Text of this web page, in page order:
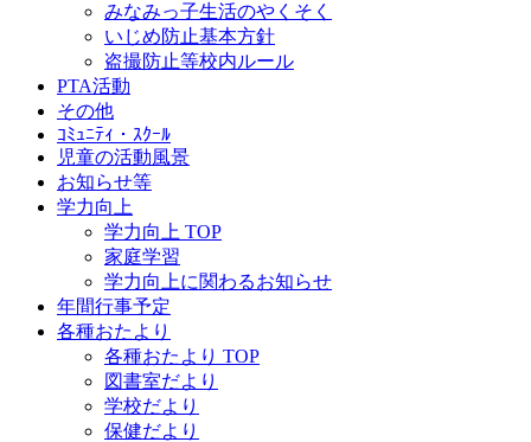
みなみっ子生活のやくそく
いじめ防止基本方針
盗撮防止等校内ルール
PTA活動
その他
ｺﾐｭﾆﾃｨ・ｽｸｰﾙ
児童の活動風景
お知らせ等
学力向上
学力向上 TOP
家庭学習
学力向上に関わるお知らせ
年間行事予定
各種おたより
各種おたより TOP
図書室だより
学校だより
保健だより